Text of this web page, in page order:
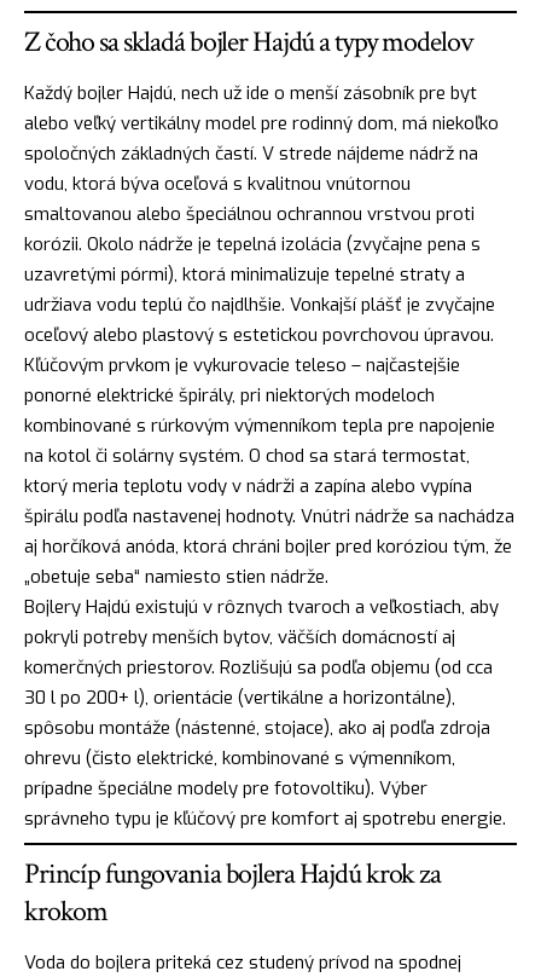
Z čoho sa skladá bojler Hajdú a typy modelov
Každý bojler Hajdú, nech už ide o menší zásobník pre byt
alebo veľký vertikálny model pre rodinný dom, má niekoľko
spoločných základných častí. V strede nájdeme nádrž na
vodu, ktorá býva oceľová s kvalitnou vnútornou
smaltovanou alebo špeciálnou ochrannou vrstvou proti
korózii. Okolo nádrže je tepelná izolácia (zvyčajne pena s
uzavretými pórmi), ktorá minimalizuje tepelné straty a
udržiava vodu teplú čo najdlhšie. Vonkajší plášť je zvyčajne
oceľový alebo plastový s estetickou povrchovou úpravou.
Kľúčovým prvkom je vykurovacie teleso – najčastejšie
ponorné elektrické špirály, pri niektorých modeloch
kombinované s rúrkovým výmenníkom tepla pre napojenie
na kotol či solárny systém. O chod sa stará termostat,
ktorý meria teplotu vody v nádrži a zapína alebo vypína
špirálu podľa nastavenej hodnoty. Vnútri nádrže sa nachádza
aj horčíková anóda, ktorá chráni bojler pred koróziou tým, že
„obetuje seba“ namiesto stien nádrže.
Bojlery Hajdú existujú v rôznych tvaroch a veľkostiach, aby
pokryli potreby menších bytov, väčších domácností aj
komerčných priestorov. Rozlišujú sa podľa objemu (od cca
30 l po 200+ l), orientácie (vertikálne a horizontálne),
spôsobu montáže (nástenné, stojace), ako aj podľa zdroja
ohrevu (čisto elektrické, kombinované s výmenníkom,
prípadne špeciálne modely pre fotovoltiku). Výber
správneho typu je kľúčový pre komfort aj spotrebu energie.
Princíp fungovania bojlera Hajdú krok za
krokom
Voda do bojlera priteká cez studený prívod na spodnej